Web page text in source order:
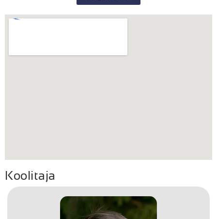
Koolitaja